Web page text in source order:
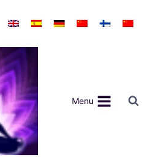
Menu